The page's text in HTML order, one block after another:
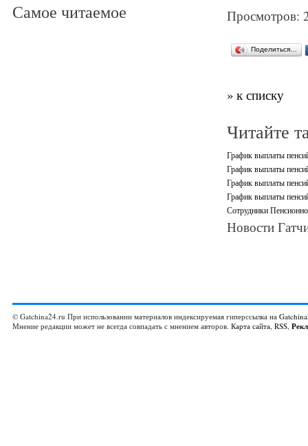
Самое читаемое
Просмотров:
Поделиться…
» к списку
Читайте
График выплаты
График выплаты
График выплаты
График выплаты
Сотрудники
Новости
© Gatchina24.ru При использовании материалов индексируемая гиперссылка на
Мнение редакции может не всегда совпадать с мнением авторов. Карта сайта, RSS,